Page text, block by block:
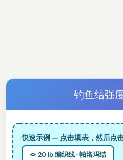
钓鱼结强
快速示例 — 点击填表，然后点
🪢 20 lb 编织线 · 帕洛玛结